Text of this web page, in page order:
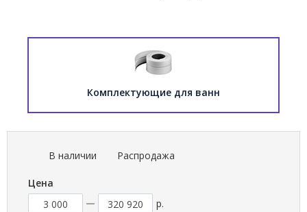
Комплектующие для ванн
В наличии Распродажа
Цена
р.